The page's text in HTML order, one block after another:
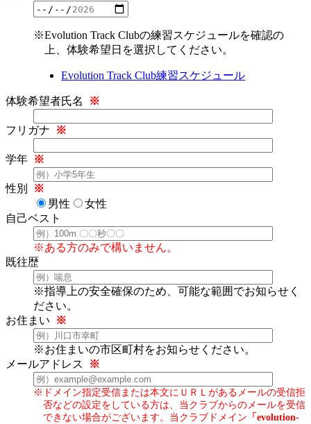
※Evolution Track Clubの練習スケジュールを確認の
上、体験希望日を選択してください。
Evolution Track Club練習スケジュール
体験希望者氏名 ※
フリガナ ※
学年 ※
性別
※
男性
女性
自己ベスト
※ある方のみで構いません。
既往歴
※指導上の安全確保のため、可能な範囲でお知らせく
ださい。
お住まい
※
※お住まいの市区町村をお知らせください。
メールアドレス
※
※ドメイン指定受信または本文にＵＲＬがあるメールの受信拒
否などの設定をしている方は、当クラブからのメールを受信
できない場合がございます。当クラブドメイン 「evolution-